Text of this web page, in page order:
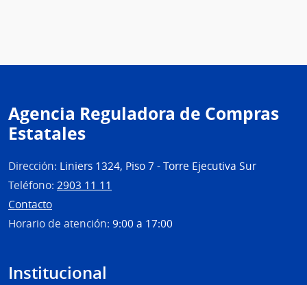
Agencia Reguladora de Compras
Estatales
Dirección: Liniers 1324, Piso 7 - Torre Ejecutiva Sur
Teléfono: 2903 11 11
Contacto
Horario de atención: 9:00 a 17:00
Institucional